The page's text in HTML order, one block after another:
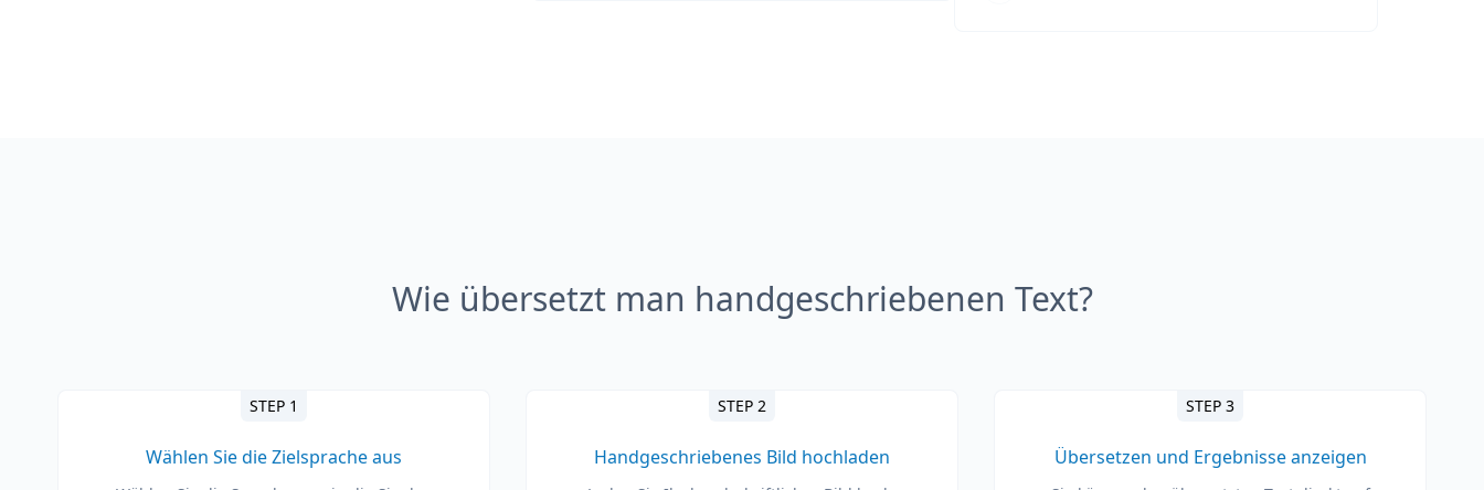
Wie übersetzt man handgeschriebenen Text?
STEP 1
Wählen Sie die Zielsprache aus
STEP 2
Handgeschriebenes Bild hochladen
STEP 3
Übersetzen und Ergebnisse anzeigen